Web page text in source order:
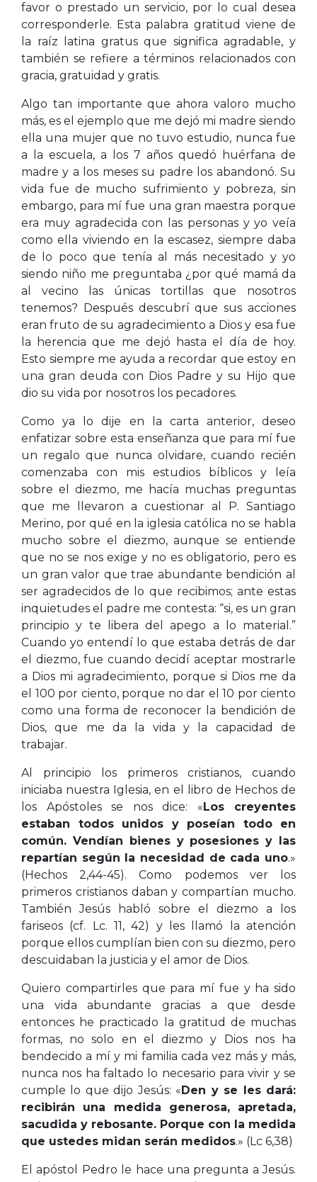
favor o prestado un servicio, por lo cual desea
corresponderle. Esta palabra gratitud viene de
la raíz latina gratus que significa agradable, y
también se refiere a términos relacionados con
gracia, gratuidad y gratis.
Algo tan importante que ahora valoro mucho
más, es el ejemplo que me dejó mi madre siendo
ella una mujer que no tuvo estudio, nunca fue
a la escuela, a los 7 años quedó huérfana de
madre y a los meses su padre los abandonó. Su
vida fue de mucho sufrimiento y pobreza, sin
embargo, para mí fue una gran maestra porque
era muy agradecida con las personas y yo veía
como ella viviendo en la escasez, siempre daba
de lo poco que tenía al más necesitado y yo
siendo niño me preguntaba ¿por qué mamá da
al vecino las únicas tortillas que nosotros
tenemos? Después descubrí que sus acciones
eran fruto de su agradecimiento a Dios y esa fue
la herencia que me dejó hasta el día de hoy.
Esto siempre me ayuda a recordar que estoy en
una gran deuda con Dios Padre y su Hijo que
dio su vida por nosotros los pecadores.
Como ya lo dije en la carta anterior, deseo
enfatizar sobre esta enseñanza que para mí fue
un regalo que nunca olvidare, cuando recién
comenzaba con mis estudios bíblicos y leía
sobre el diezmo, me hacía muchas preguntas
que me llevaron a cuestionar al P. Santiago
Merino, por qué en la iglesia católica no se habla
mucho sobre el diezmo, aunque se entiende
que no se nos exige y no es obligatorio, pero es
un gran valor que trae abundante bendición al
ser agradecidos de lo que recibimos; ante estas
inquietudes el padre me contesta: “si, es un gran
principio y te libera del apego a lo material.”
Cuando yo entendí lo que estaba detrás de dar
el diezmo, fue cuando decidí aceptar mostrarle
a Dios mi agradecimiento, porque si Dios me da
el 100 por ciento, porque no dar el 10 por ciento
como una forma de reconocer la bendición de
Dios, que me da la vida y la capacidad de
trabajar.
Al principio los primeros cristianos, cuando
iniciaba nuestra Iglesia, en el libro de Hechos de
los Apóstoles se nos dice: « Los creyentes
estaban todos unidos y poseían todo en
común. Vendían bienes y posesiones y las
repartían según la necesidad de cada uno.»
(Hechos 2,44-45). Como podemos ver los
primeros cristianos daban y compartían mucho.
También Jesús habló sobre el diezmo a los
fariseos (cf. Lc. 11, 42) y les llamó la atención
porque ellos cumplían bien con su diezmo, pero
descuidaban la justicia y el amor de Dios.
Quiero compartirles que para mí fue y ha sido
una vida abundante gracias a que desde
entonces he practicado la gratitud de muchas
formas, no solo en el diezmo y Dios nos ha
bendecido a mí y mi familia cada vez más y más,
nunca nos ha faltado lo necesario para vivir y se
cumple lo que dijo Jesús: « Den y se les dará:
recibirán una medida generosa, apretada,
sacudida y rebosante. Porque con la medida
que ustedes midan serán medidos.» (Lc 6,38)
El apóstol Pedro le hace una pregunta a Jesús.